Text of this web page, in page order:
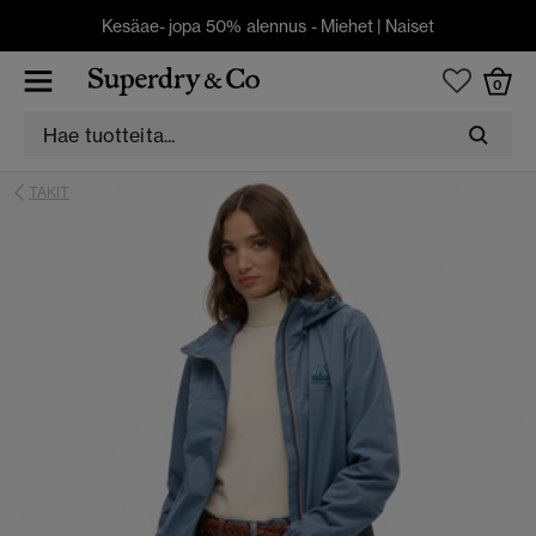
Kesäae- jopa 50% alennus - Miehet | Naiset
0
TAKIT